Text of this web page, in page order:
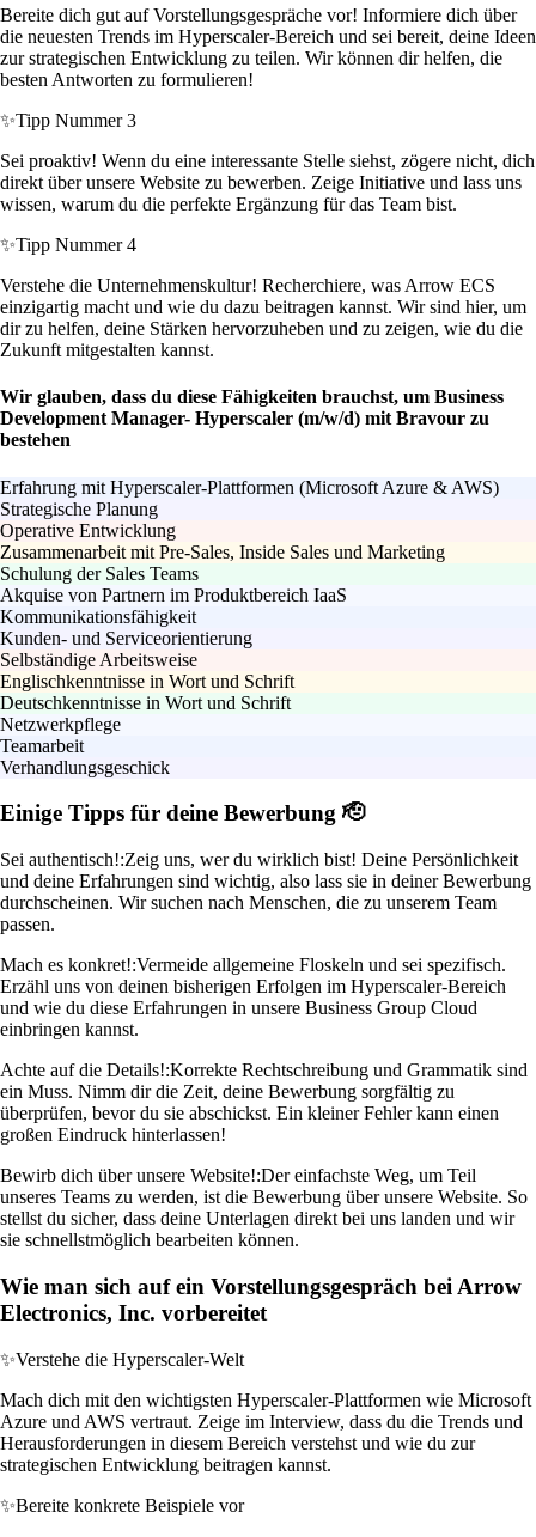
Bereite dich gut auf Vorstellungsgespräche vor! Informiere dich über
die neuesten Trends im Hyperscaler-Bereich und sei bereit, deine Ideen
zur strategischen Entwicklung zu teilen. Wir können dir helfen, die
besten Antworten zu formulieren!
✨Tipp Nummer 3
Sei proaktiv! Wenn du eine interessante Stelle siehst, zögere nicht, dich
direkt über unsere Website zu bewerben. Zeige Initiative und lass uns
wissen, warum du die perfekte Ergänzung für das Team bist.
✨Tipp Nummer 4
Verstehe die Unternehmenskultur! Recherchiere, was Arrow ECS
einzigartig macht und wie du dazu beitragen kannst. Wir sind hier, um
dir zu helfen, deine Stärken hervorzuheben und zu zeigen, wie du die
Zukunft mitgestalten kannst.
Wir glauben, dass du diese Fähigkeiten brauchst, um Business
Development Manager- Hyperscaler (m/w/d) mit Bravour zu
bestehen
Erfahrung mit Hyperscaler-Plattformen (Microsoft Azure & AWS)
Strategische Planung
Operative Entwicklung
Zusammenarbeit mit Pre-Sales, Inside Sales und Marketing
Schulung der Sales Teams
Akquise von Partnern im Produktbereich IaaS
Kommunikationsfähigkeit
Kunden- und Serviceorientierung
Selbständige Arbeitsweise
Englischkenntnisse in Wort und Schrift
Deutschkenntnisse in Wort und Schrift
Netzwerkpflege
Teamarbeit
Verhandlungsgeschick
Einige Tipps für deine Bewerbung 🫡
Sei authentisch!:Zeig uns, wer du wirklich bist! Deine Persönlichkeit
und deine Erfahrungen sind wichtig, also lass sie in deiner Bewerbung
durchscheinen. Wir suchen nach Menschen, die zu unserem Team
passen.
Mach es konkret!:Vermeide allgemeine Floskeln und sei spezifisch.
Erzähl uns von deinen bisherigen Erfolgen im Hyperscaler-Bereich
und wie du diese Erfahrungen in unsere Business Group Cloud
einbringen kannst.
Achte auf die Details!:Korrekte Rechtschreibung und Grammatik sind
ein Muss. Nimm dir die Zeit, deine Bewerbung sorgfältig zu
überprüfen, bevor du sie abschickst. Ein kleiner Fehler kann einen
großen Eindruck hinterlassen!
Bewirb dich über unsere Website!:Der einfachste Weg, um Teil
unseres Teams zu werden, ist die Bewerbung über unsere Website. So
stellst du sicher, dass deine Unterlagen direkt bei uns landen und wir
sie schnellstmöglich bearbeiten können.
Wie man sich auf ein Vorstellungsgespräch bei Arrow
Electronics, Inc. vorbereitet
✨Verstehe die Hyperscaler-Welt
Mach dich mit den wichtigsten Hyperscaler-Plattformen wie Microsoft
Azure und AWS vertraut. Zeige im Interview, dass du die Trends und
Herausforderungen in diesem Bereich verstehst und wie du zur
strategischen Entwicklung beitragen kannst.
✨Bereite konkrete Beispiele vor